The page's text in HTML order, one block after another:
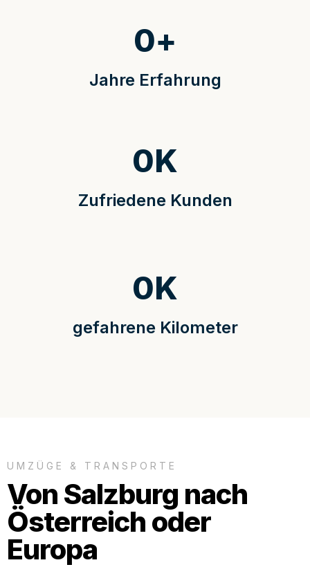
Jahre Erfahrung
0+
Zufriedene Kunden
0K
gefahrene Kilometer
0K
UMZÜGE & TRANSPORTE
Von Salzburg nach
Österreich oder
Europa